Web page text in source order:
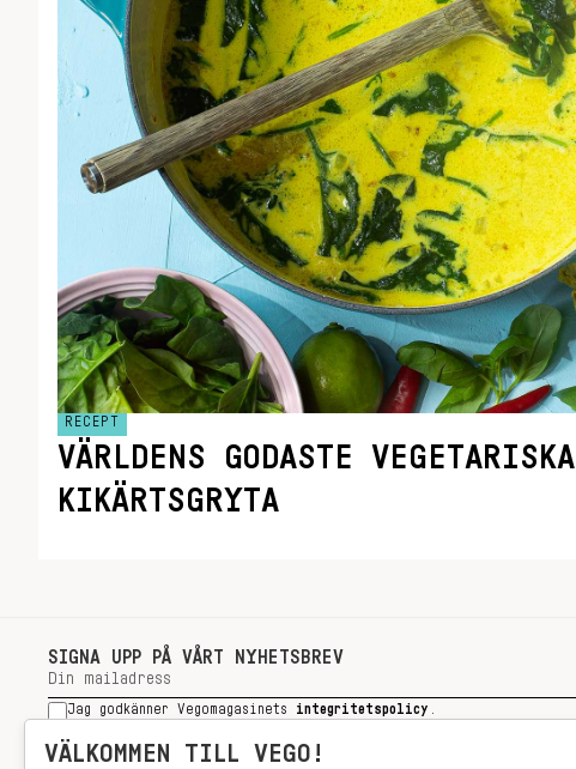
RECEPT
VÄRLDENS GODASTE VEGETARISKA
KIKÄRTSGRYTA
SIGNA UPP PÅ VÅRT NYHETSBREV
Jag godkänner Vegomagasinets integritetspolicy
SIGNA UPP
VÄLKOMMEN TILL VEGO!